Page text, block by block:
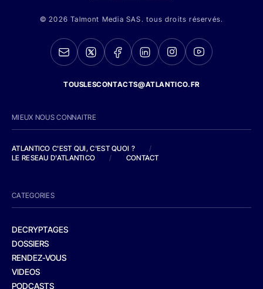
© 2026 Talmont Media SAS. tous droits réservés.
TOUSLESCONTACTS@ATLANTICO.FR
MIEUX NOUS CONNAITRE
ATLANTICO C'EST QUI, C'EST QUOI ?
/
LE RESEAU D'ATLANTICO
/ CONTACT
CATEGORIES
DECRYPTAGES
DOSSIERS
RENDEZ-VOUS
VIDEOS
PODCASTS